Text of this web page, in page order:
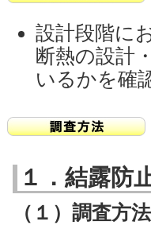
設計段階に
断熱の設計
いるかを確
１．結露防
（１）調査方法